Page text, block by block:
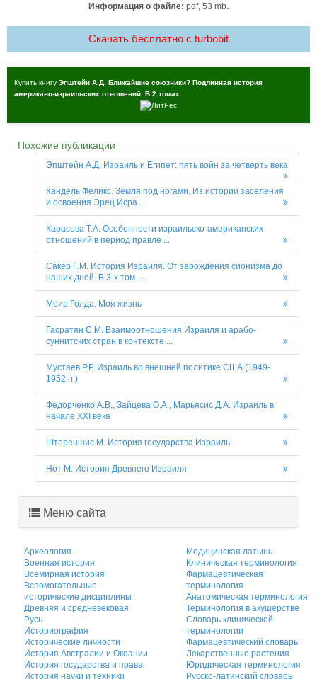
Информация о файле: pdf, 53 mb.
Скачать бесплатно c turbobit
Купить книгу Эпштейн А.Д. Ближайшие союзники? Подлинная история
американо-израильских отношений. В 2 томах
Похожие публикации
Эпштейн А.Д. Израиль и Египет: пять войн за четверть века
Кандель Феликс. Земля под ногами. Из истории заселения
и освоения Эрец Исра ...
Карасова Т.А. Особенности израильско-американских
отношений в период правле ...
Сакер Г.М. История Израиля. От зарождения сионизма до
наших дней. В 3-х том ...
Меир Голда. Моя жизнь
Гасратян С.М. Взаимоотношения Израиля и арабо-
суннитских стран в контексте ...
Мустаев Р.Р. Израиль во внешней политике США (1949-
1952 гг.)
Федорченко А.В., Зайцева О.А., Марьясис Д.А. Израиль в
начале XXI века
Штереншис М. История государства Израиль
Нот М. История Древнего Израиля
Меню сайта
Археология
Военная история
Всемирная история
Вспомогательные
исторические дисциплины
Древняя и средневековая
Русь
Историография
Исторические личности
История Австралии и Океании
История государства и права
История науки и техники
Медицинская латынь
Клиническая терминология
Фармацевтическая
терминология
Анатомическая терминология
Терминология в акушерстве
Словарь клинической
терминологии
Фармацевтический словарь
Лекарственные растения
Юридическая терминология
Русско-латинский словарь